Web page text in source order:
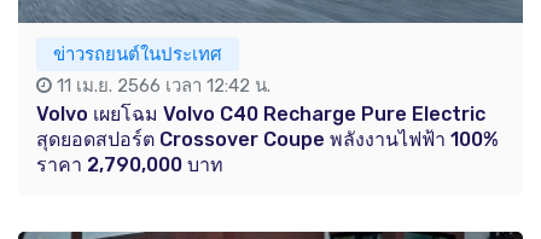
ข่าวรถยนต์ในประเทศ
11 เม.ย. 2566 เวลา 12:42 น.
Volvo เผยโฉม Volvo C40 Recharge Pure Electric
สุดยอดสปอร์ต Crossover Coupe พลังงานไฟฟ้า 100%
ราคา 2,790,000 บาท